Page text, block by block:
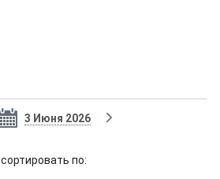
3 Июня 2026
cортировать по: